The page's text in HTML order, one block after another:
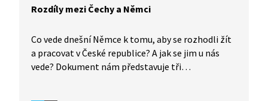
Rozdíly mezi Čechy a Němci
Co vede dnešní Němce k tomu, aby se rozhodli žít
a pracovat v České republice? A jak se jim u nás
vede? Dokument nám představuje tři